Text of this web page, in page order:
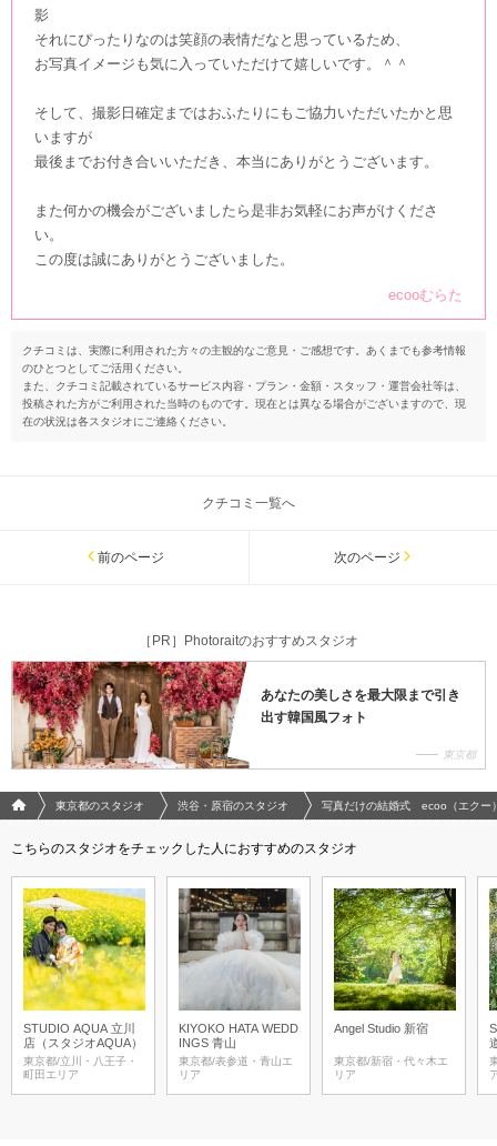
影
それにぴったりなのは笑顔の表情だなと思っているため、
お写真イメージも気に入っていただけて嬉しいです。＾＾
そして、撮影日確定まではおふたりにもご協力いただいたかと思
いますが
最後までお付き合いいただき、本当にありがとうございます。
また何かの機会がございましたら是非お気軽にお声がけくださ
い。
この度は誠にありがとうございました。
ecooむらた
クチコミは、実際に利用された方々の主観的なご意見・ご感想です。あくまでも参考情報
のひとつとしてご活用ください。
また、クチコミ記載されているサービス内容・プラン・金額・スタッフ・運営会社等は、
投稿された方がご利用された当時のものです。現在とは異なる場合がございますので、現
在の状況は各スタジオにご連絡ください。
クチコミ一覧へ
前のページ 次のページ
［PR］Photoraitのおすすめスタジオ
あなたの美しさを最大限まで引き
出す韓国風フォト
東京都
フォトウエディング/結婚写真のPhotorait ホーム
東京都のスタジオ 渋谷・原宿のスタジオ 写真だけの結婚式 ecoo（エクー
こちらのスタジオをチェックした人におすすめのスタジオ
STUDIO AQUA 立川
店（スタジオAQUA）
東京都/立川・八王子・
町田エリア
KIYOKO HATA WEDD
INGS 青山
東京都/表参道・青山エ
リア
Angel Studio 新宿
東京都/新宿・代々木エ
リア